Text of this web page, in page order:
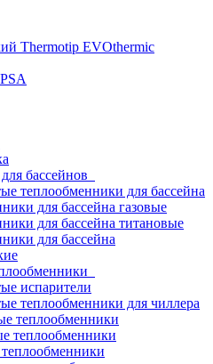
Thermotip EVOthermic
бассейнов
теплообменники для бассейна
для бассейна газовые
для бассейна титановые
для бассейна
испарители
теплообменники для чиллера
теплообменники
теплообменники